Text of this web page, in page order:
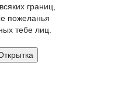
границ,
пожеланья
тебе лиц.